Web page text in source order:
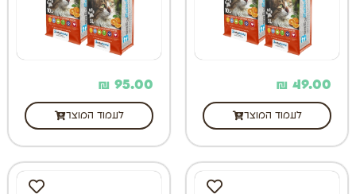
49.00
₪
לעמוד המוצר
95.00
₪
לעמוד המוצר